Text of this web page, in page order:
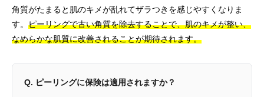
角質がたまると肌のキメが乱れてザラつきを感じやすくなりま
す。 ピーリングで古い角質を除去することで、肌のキメが整い、
なめらかな肌質に改善されることが期待されます。
Q. ピーリングに保険は適用されますか？